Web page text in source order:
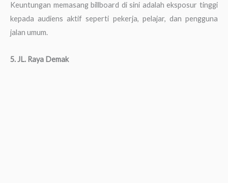
Keuntungan memasang billboard di sini adalah eksposur tinggi
kepada audiens aktif seperti pekerja, pelajar, dan pengguna
jalan umum.
5. JL. Raya Demak